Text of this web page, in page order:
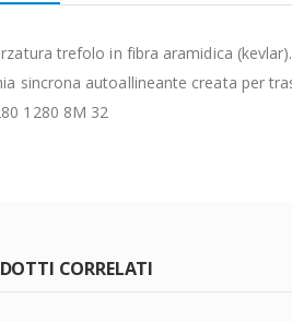
trefolo in fibra aramidica (kevlar).
sincrona autoallineante creata per
1280 8M 32
CORRELATI